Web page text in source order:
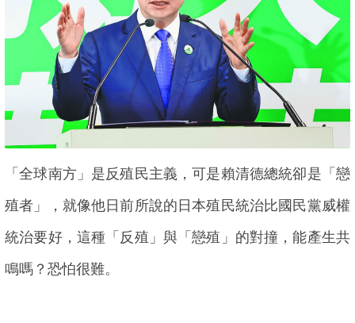
「全球南方」是反殖民主義，可是賴清德總統卻是「戀
殖者」，就像他日前所說的日本殖民統治比國民黨威權
統治要好，這種「反殖」與「戀殖」的對撞，能產生共
鳴嗎？恐怕很難。